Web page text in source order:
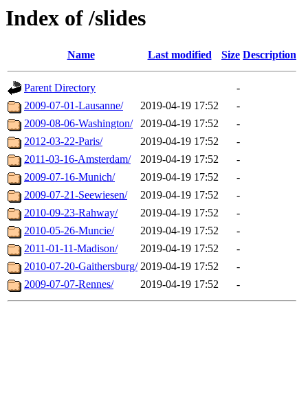
Index of /slides
Name Last modified Size Description
Parent Directory
-
2009-07-01-Lausanne/
2019-04-19 17:52
-
2009-08-06-Washington/
2019-04-19 17:52
-
2012-03-22-Paris/
2019-04-19 17:52
-
2011-03-16-Amsterdam/
2019-04-19 17:52
-
2009-07-16-Munich/
2019-04-19 17:52
-
2009-07-21-Seewiesen/
2019-04-19 17:52
-
2010-09-23-Rahway/
2019-04-19 17:52
-
2010-05-26-Muncie/
2019-04-19 17:52
-
2011-01-11-Madison/
2019-04-19 17:52
-
2010-07-20-Gaithersburg/ 2019-04-19 17:52
-
2009-07-07-Rennes/
2019-04-19 17:52 -